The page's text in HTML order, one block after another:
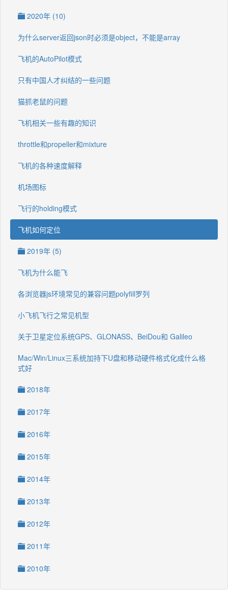
2020年 (10)
为什么server返回json时必须是object，不能是array
飞机的AutoPilot模式
只有中国人才纠结的一些问题
猫抓老鼠的问题
飞机相关一些有趣的知识
throttle和propeller和mixture
飞机的各种速度解释
机场图标
飞行的holding模式
飞机如何定位
2019年 (5)
飞机为什么能飞
各浏览器js环境常见的兼容问题polyfill罗列
小飞机飞行之常见机型
关于卫星定位系统GPS、GLONASS、BeiDou和 Galileo
Mac/Win/Linux三系统加持下U盘和移动硬件格式化成什么格
式好
2018年
2017年
2016年
2015年
2014年
2013年
2012年
2011年
2010年